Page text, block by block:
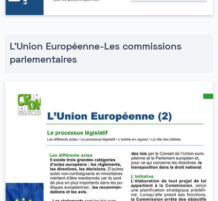
L'Union Européenne-Les commissions
parlementaires